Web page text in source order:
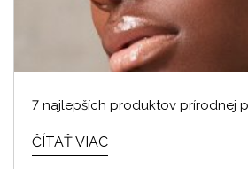
7 najlepších produktov prírodnej
ČÍTAŤ VIAC